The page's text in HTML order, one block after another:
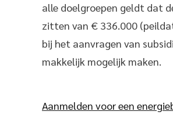
alle doelgroepen geldt dat
zitten van € 336.000
bij het aanvragen van
makkelijk mogelijk maken.
Aanmelden voor een